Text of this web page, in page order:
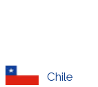
Chile